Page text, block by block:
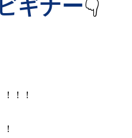
ギナー👇
！！